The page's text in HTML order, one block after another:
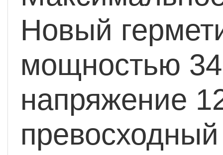
Новый
мощностью
напряжение